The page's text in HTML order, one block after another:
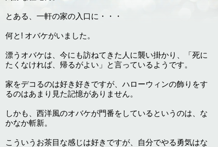
とある、一軒の家の入口に・・・
何と! オバケがいました。
漂うオバケは、今にも訪ねてきた人に襲い掛かり、「死に
たくなければ、帰るがよい」と言っているようです。
家をデコるのは好き好きですが、ハローウィンの飾りをす
るのはあまり見た記憶がありません。
しかも、西洋風のオバケが門番をしているというのは、な
かなか斬新。
こういうお茶目な感じは好きですが、自分でやる勇気はな